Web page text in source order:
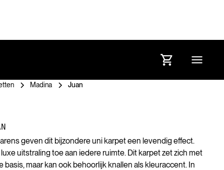
Madina Juan
geven dit bijzondere uni karpet een levendig effect.
uitstraling toe aan iedere ruimte. Dit karpet zet zich met
basis, maar kan ook behoorlijk knallen als kleuraccent. In